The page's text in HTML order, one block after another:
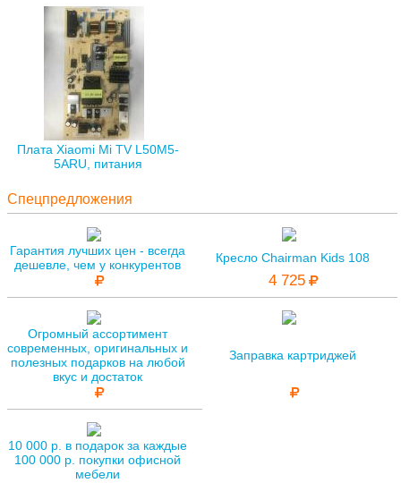
Плата Xiaomi Mi TV L50M5-
5ARU, питания
Спецпредложения
Гарантия лучших цен - всегда
дешевле, чем у конкурентов
Кресло Chairman Kids 108
4 725
Огромный ассортимент
современных, оригинальных и
полезных подарков на любой
вкус и достаток
Заправка картриджей
10 000 р. в подарок за каждые
100 000 р. покупки офисной
мебели